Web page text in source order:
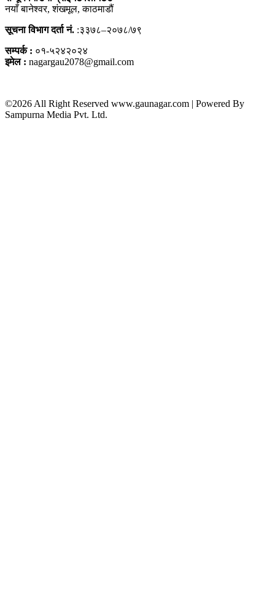
नयाँ बानेश्वर, शंखमूल, काठमाडौं
सूचना विभाग दर्ता नं. :३३७८–२०७८/७९
सम्पर्क : ०१-५२४२०२४
इमेल : nagargau2078@gmail.com
©2026 All Right Reserved www.gaunagar.com | Powered By
Sampurna Media Pvt. Ltd.